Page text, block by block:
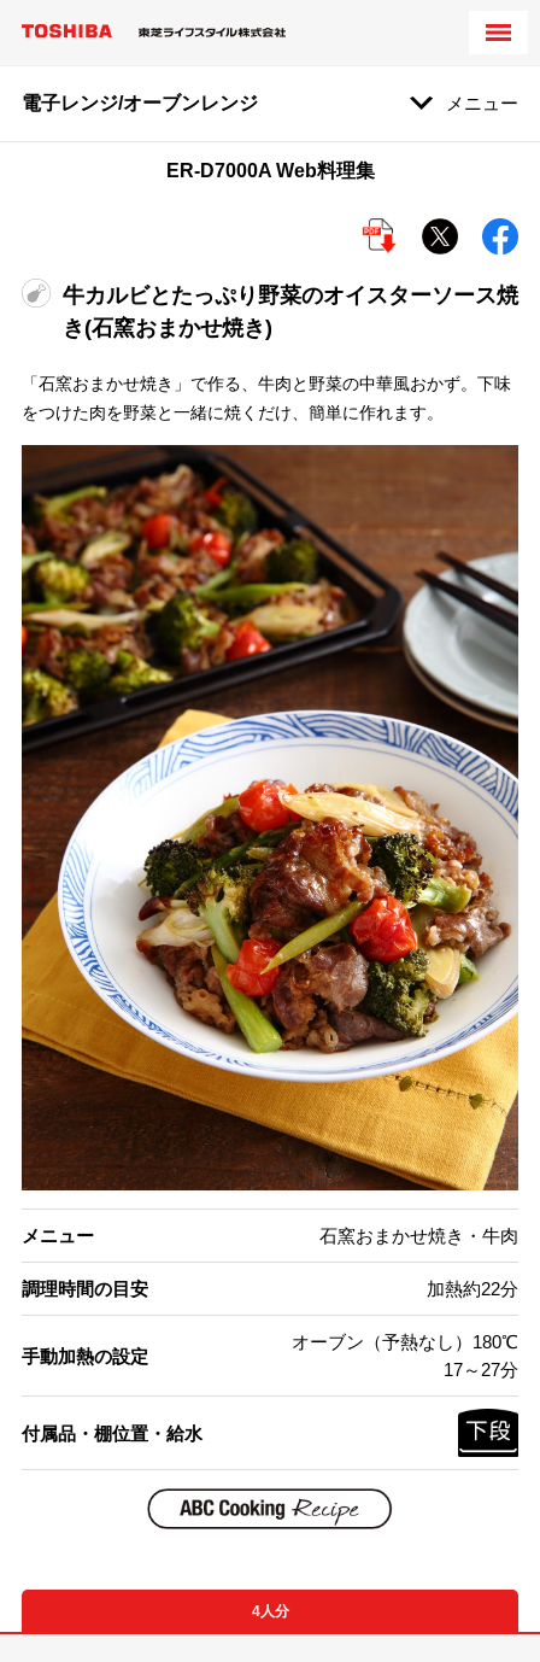
電子レンジ/オーブンレンジ メニュー
ER-D7000A Web料理集
牛カルビとたっぷり野菜のオイスターソース焼
き(石窯おまかせ焼き)
「石窯おまかせ焼き」で作る、牛肉と野菜の中華風おかず。下味
をつけた肉を野菜と一緒に焼くだけ、簡単に作れます。
メニュー 石窯おまかせ焼き・牛肉
調理時間の目安 加熱約22分
手動加熱の設定
オーブン（予熱なし）180℃
17～27分
付属品・棚位置・給水
4人分